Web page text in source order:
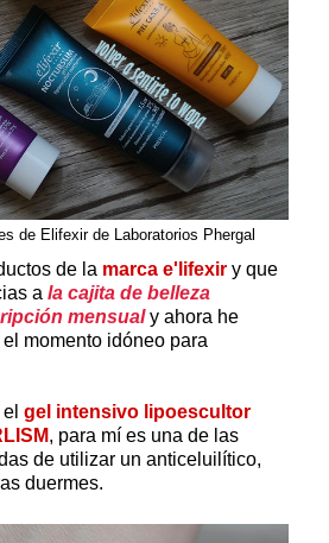
de Elifexir de Laboratorios Phergal
de la marca e'lifexir y que
a la cajita de belleza
mensualy ahora he
momento idóneo para
gel intensivo lipoescultor
, para mí es una de las
de utilizar un anticeluilítico,
duermes.